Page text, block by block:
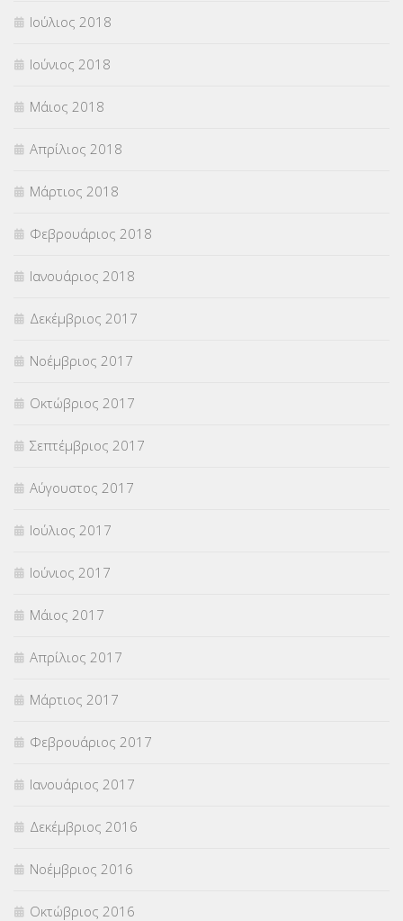
Ιούλιος 2018
Ιούνιος 2018
Μάιος 2018
Απρίλιος 2018
Μάρτιος 2018
Φεβρουάριος 2018
Ιανουάριος 2018
Δεκέμβριος 2017
Νοέμβριος 2017
Οκτώβριος 2017
Σεπτέμβριος 2017
Αύγουστος 2017
Ιούλιος 2017
Ιούνιος 2017
Μάιος 2017
Απρίλιος 2017
Μάρτιος 2017
Φεβρουάριος 2017
Ιανουάριος 2017
Δεκέμβριος 2016
Νοέμβριος 2016
Οκτώβριος 2016